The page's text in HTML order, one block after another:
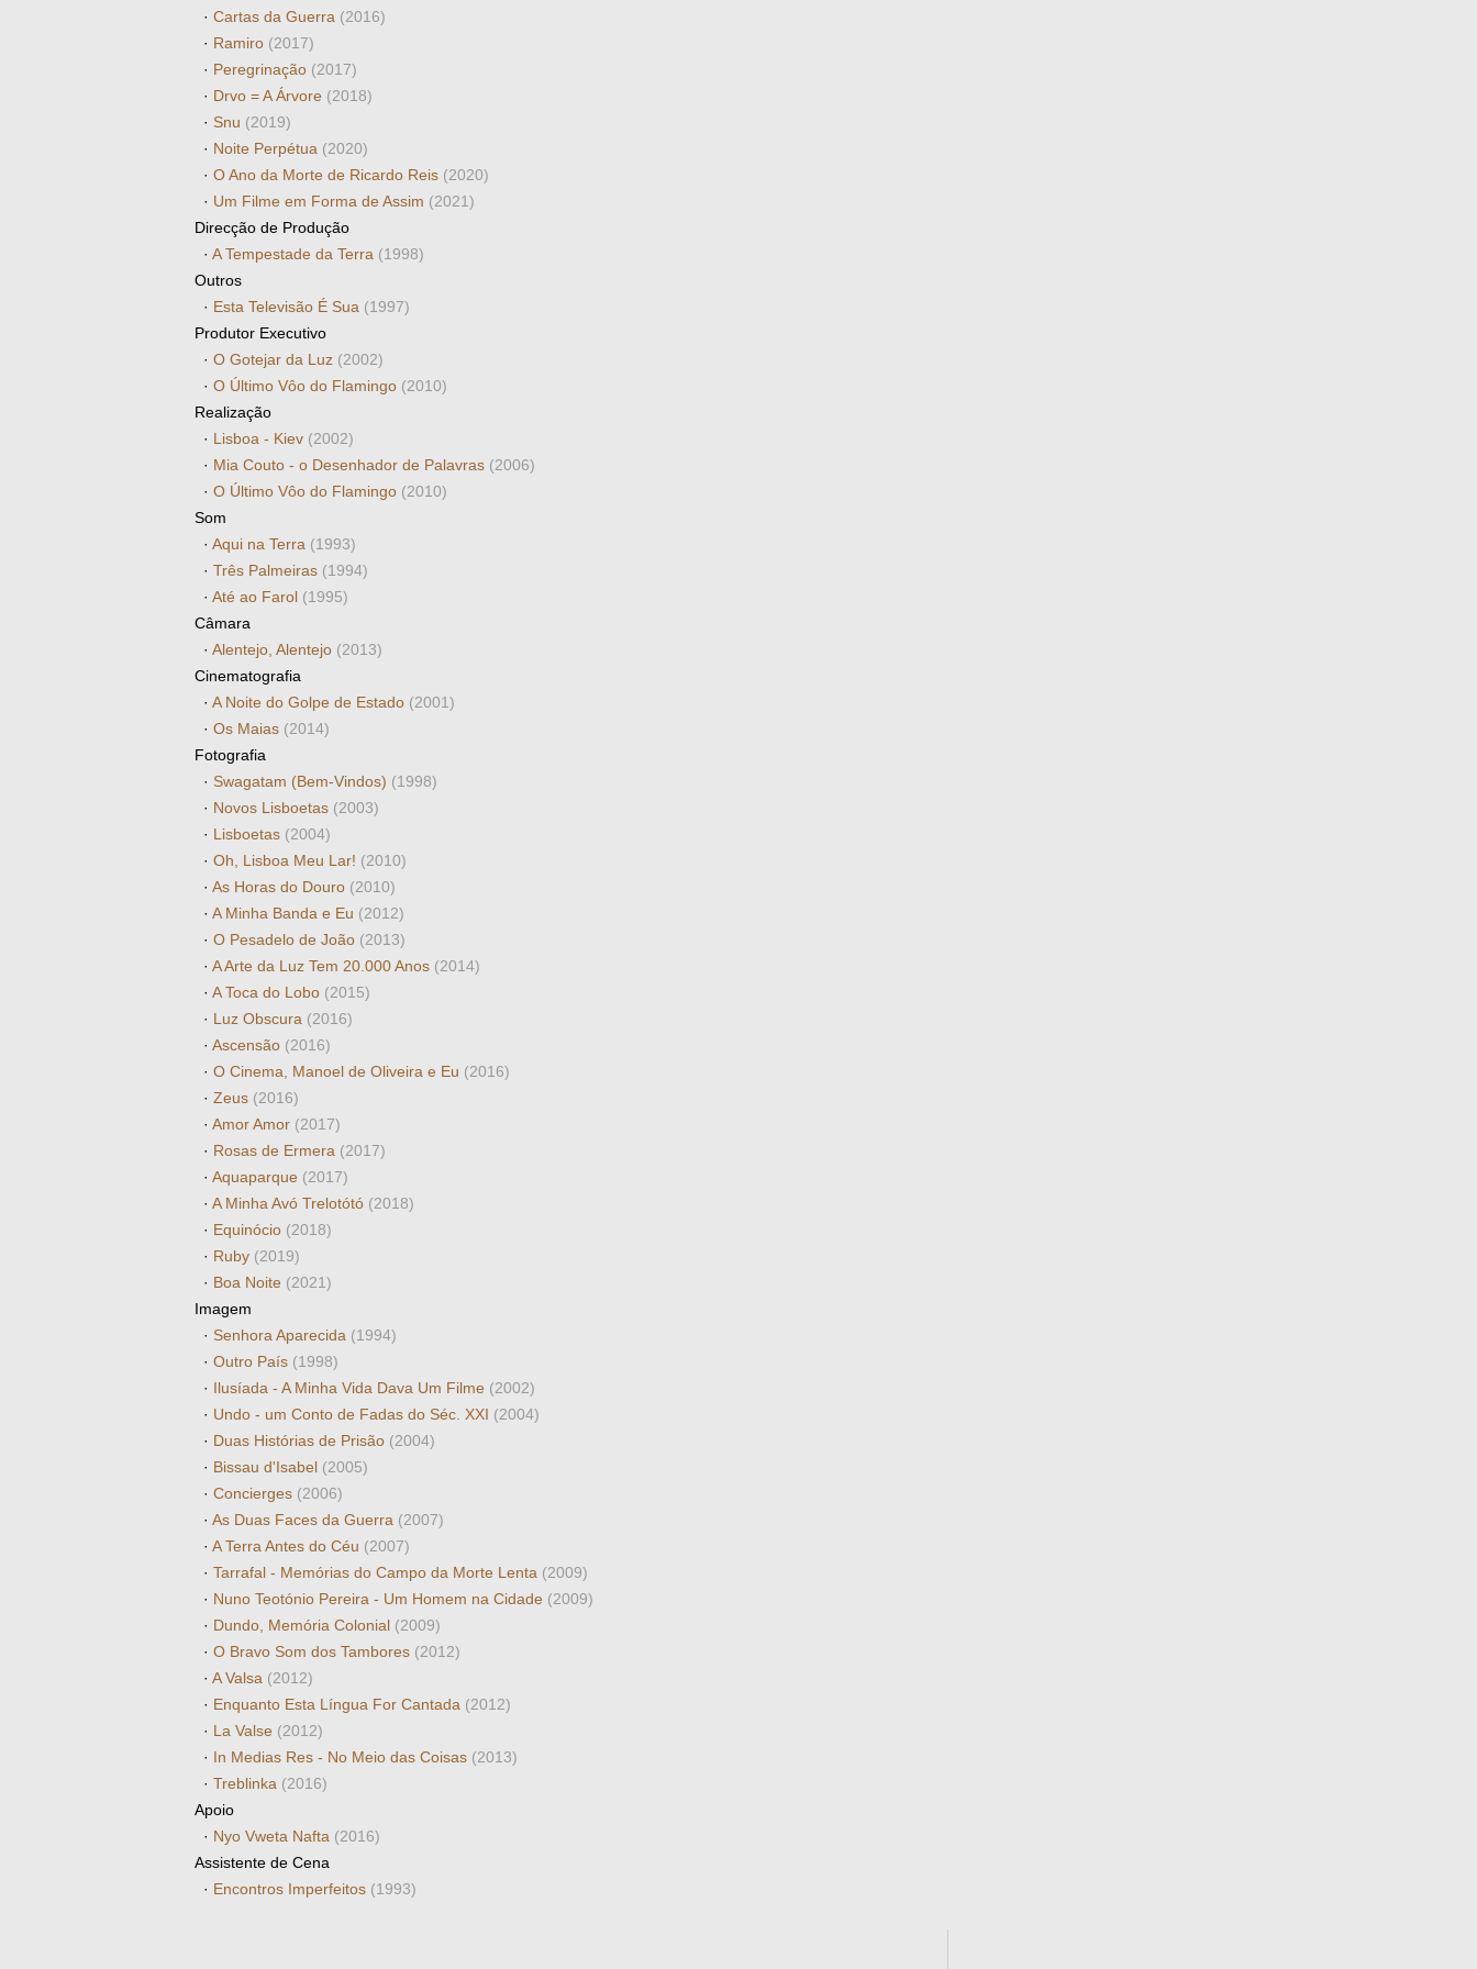
· Cartas da Guerra (2016)
· Ramiro (2017)
· Peregrinação (2017)
· Drvo = A Árvore (2018)
· Snu (2019)
· Noite Perpétua (2020)
· O Ano da Morte de Ricardo Reis (2020)
· Um Filme em Forma de Assim (2021)
Direcção de Produção
· A Tempestade da Terra (1998)
Outros
· Esta Televisão É Sua (1997)
Produtor Executivo
· O Gotejar da Luz (2002)
· O Último Vôo do Flamingo (2010)
Realização
· Lisboa - Kiev (2002)
· Mia Couto - o Desenhador de Palavras (2006)
· O Último Vôo do Flamingo (2010)
Som
· Aqui na Terra (1993)
· Três Palmeiras (1994)
· Até ao Farol (1995)
Câmara
· Alentejo, Alentejo (2013)
Cinematografia
· A Noite do Golpe de Estado (2001)
· Os Maias (2014)
Fotografia
· Swagatam (Bem-Vindos) (1998)
· Novos Lisboetas (2003)
· Lisboetas (2004)
· Oh, Lisboa Meu Lar! (2010)
· As Horas do Douro (2010)
· A Minha Banda e Eu (2012)
· O Pesadelo de João (2013)
· A Arte da Luz Tem 20.000 Anos (2014)
· A Toca do Lobo (2015)
· Luz Obscura (2016)
· Ascensão (2016)
· O Cinema, Manoel de Oliveira e Eu (2016)
· Zeus (2016)
· Amor Amor (2017)
· Rosas de Ermera (2017)
· Aquaparque (2017)
· A Minha Avó Trelotótó (2018)
· Equinócio (2018)
· Ruby (2019)
· Boa Noite (2021)
Imagem
· Senhora Aparecida (1994)
· Outro País (1998)
· Ilusíada - A Minha Vida Dava Um Filme (2002)
· Undo - um Conto de Fadas do Séc. XXI (2004)
· Duas Histórias de Prisão (2004)
· Bissau d'Isabel (2005)
· Concierges (2006)
· As Duas Faces da Guerra (2007)
· A Terra Antes do Céu (2007)
· Tarrafal - Memórias do Campo da Morte Lenta (2009)
· Nuno Teotónio Pereira - Um Homem na Cidade (2009)
· Dundo, Memória Colonial (2009)
· O Bravo Som dos Tambores (2012)
· A Valsa (2012)
· Enquanto Esta Língua For Cantada (2012)
· La Valse (2012)
· In Medias Res - No Meio das Coisas (2013)
· Treblinka (2016)
Apoio
· Nyo Vweta Nafta (2016)
Assistente de Cena
· Encontros Imperfeitos (1993)